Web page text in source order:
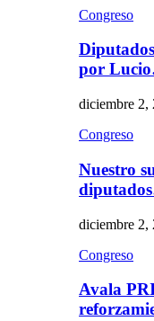
Congreso
por
diciembre 2,
Congreso
Nuestro
diciembre 2,
Congreso
Avala